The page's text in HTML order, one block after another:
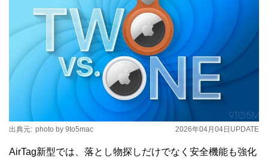
2026年04月04日 UPDATE
出典元: photo by 9to5mac
AirTag新型では、落とし物探しだけでなく安全機能も強化